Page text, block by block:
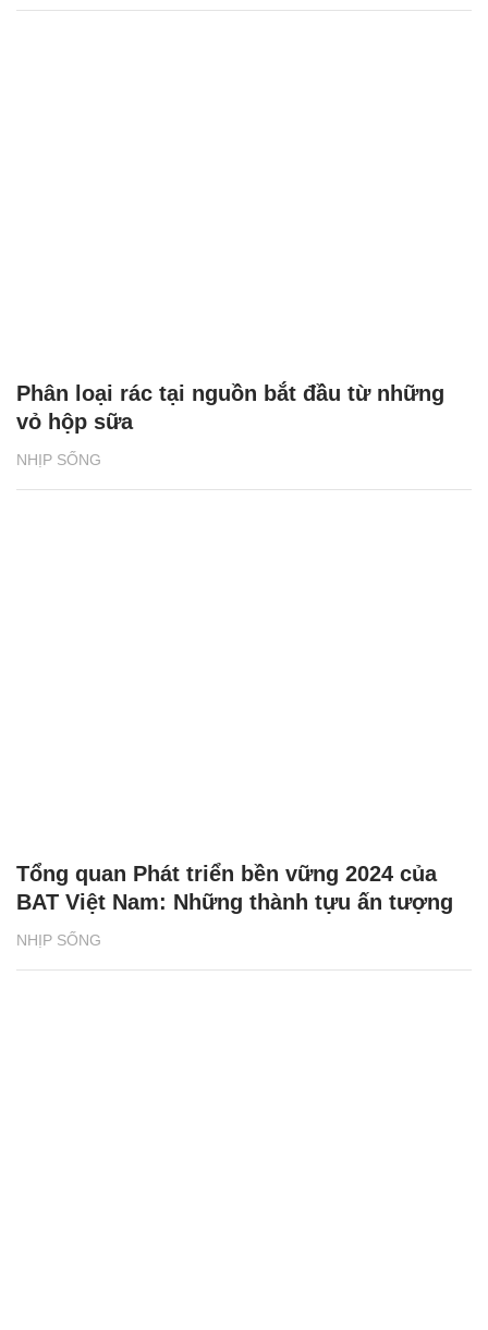
NHỊP SỐNG
Phân loại rác tại nguồn bắt đầu từ những
vỏ hộp sữa
NHỊP SỐNG
Tổng quan Phát triển bền vững 2024 của
BAT Việt Nam: Những thành tựu ấn tượng